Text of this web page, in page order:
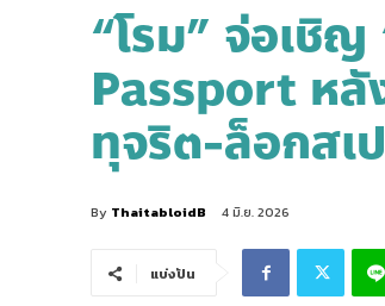
“โรม” จ่อเชิญ
Passport ห
ทุจริต-ล็อกสเ
By ThaitabloidB 4 มิ.ย. 2026
แบ่งปัน